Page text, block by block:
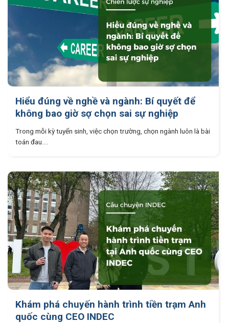
Hiểu đúng về nghề và ngành: Bí quyết để
không bao giờ sợ chọn sai sự nghiệp
Trong mỗi kỳ tuyển sinh, việc chọn trường, chọn ngành luôn là bài
toán đau....
Khám phá chuyến hành trình tiền trạm Anh
quốc cùng CEO INDEC